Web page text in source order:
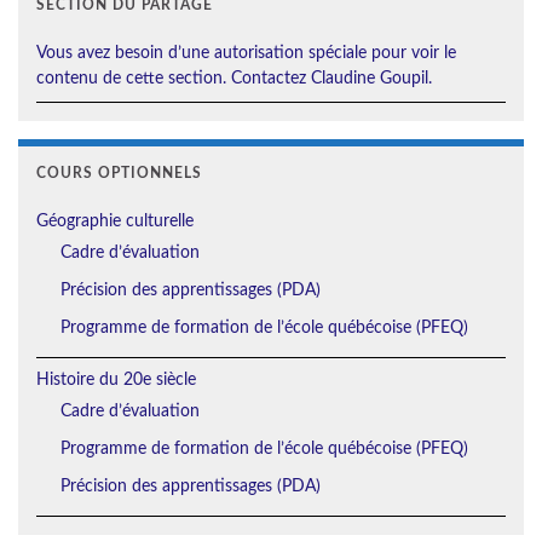
SECTION DU PARTAGE
Vous avez besoin d’une autorisation spéciale pour voir le
contenu de cette section. Contactez Claudine Goupil.
COURS OPTIONNELS
Géographie culturelle
Cadre d’évaluation
Précision des apprentissages (PDA)
Programme de formation de l’école québécoise (PFEQ)
Histoire du 20e siècle
Cadre d’évaluation
Programme de formation de l’école québécoise (PFEQ)
Précision des apprentissages (PDA)